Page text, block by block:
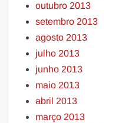
outubro 2013
setembro 2013
agosto 2013
julho 2013
junho 2013
maio 2013
abril 2013
março 2013